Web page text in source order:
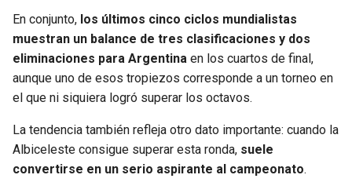
En conjunto, los últimos cinco ciclos mundialistas
muestran un balance de tres clasificaciones y dos
eliminaciones para Argentina en los cuartos de final,
aunque uno de esos tropiezos corresponde a un torneo en
el que ni siquiera logró superar los octavos.
La tendencia también refleja otro dato importante: cuando la
Albiceleste consigue superar esta ronda, suele
convertirse en un serio aspirante al campeonato.